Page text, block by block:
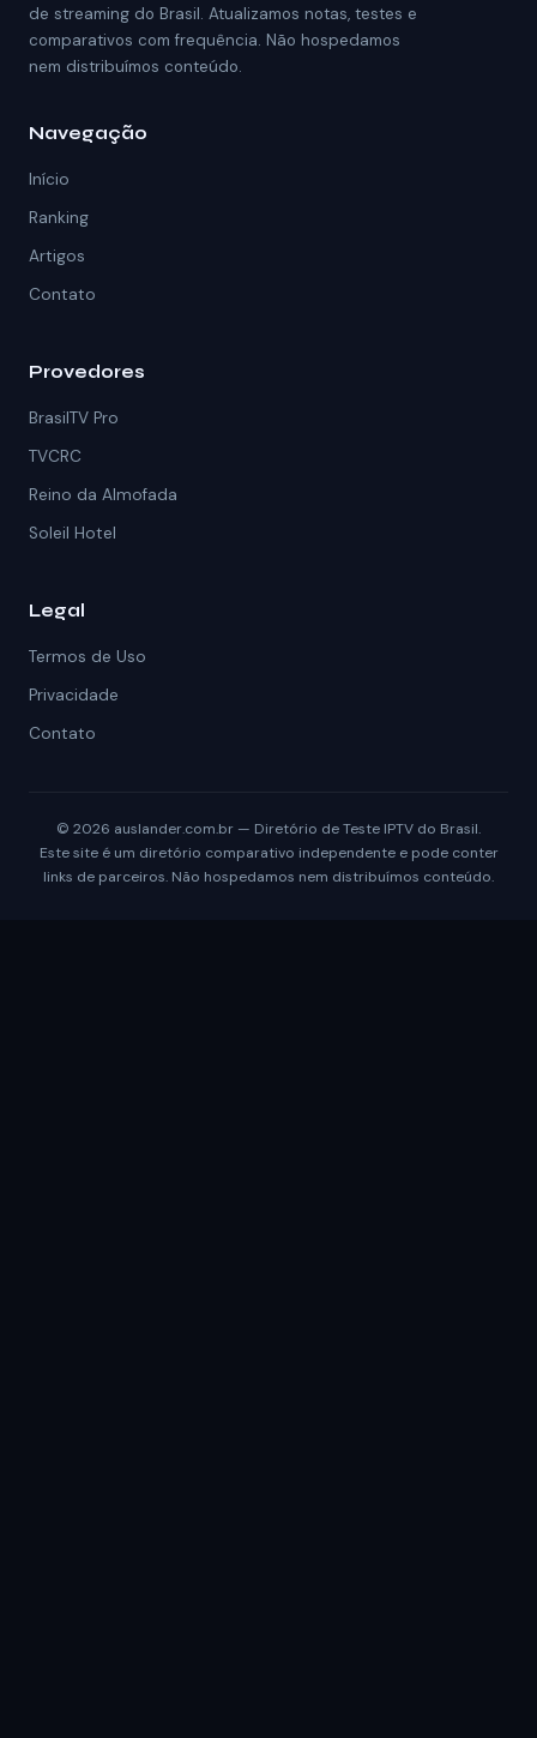
de streaming do Brasil. Atualizamos notas, testes e
comparativos com frequência. Não hospedamos
nem distribuímos conteúdo.
Navegação
Início
Ranking
Artigos
Contato
Provedores
BrasilTV Pro
TVCRC
Reino da Almofada
Soleil Hotel
Legal
Termos de Uso
Privacidade
Contato
© 2026 auslander.com.br — Diretório de Teste IPTV do Brasil.
Este site é um diretório comparativo independente e pode conter
links de parceiros. Não hospedamos nem distribuímos conteúdo.